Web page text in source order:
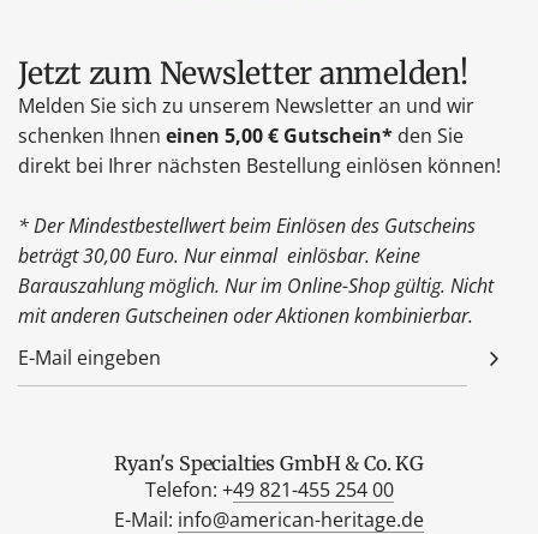
Jetzt zum Newsletter anmelden!
Melden Sie sich zu unserem Newsletter an und wir
schenken Ihnen einen 5,00 € Gutschein* den Sie
direkt bei Ihrer nächsten Bestellung einlösen können!
* Der Mindestbestellwert beim Einlösen des Gutscheins
beträgt 30,00 Euro. Nur einmal einlösbar. Keine
Barauszahlung möglich. Nur im Online-Shop gültig. Nicht
mit anderen Gutscheinen oder Aktionen kombinierbar.
Ryan's Specialties GmbH & Co. KG
Telefon: +49 821-455 254 00
E-Mail: info@american-heritage.de